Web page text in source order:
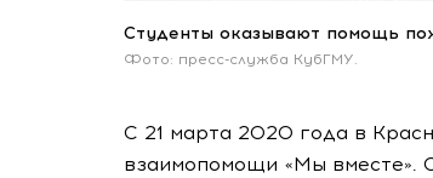
Студенты оказывают помощь
Фото: пресс-служба КубГМУ.
С 21 марта 2020 года в
взаимопомощи «Мы вместе».